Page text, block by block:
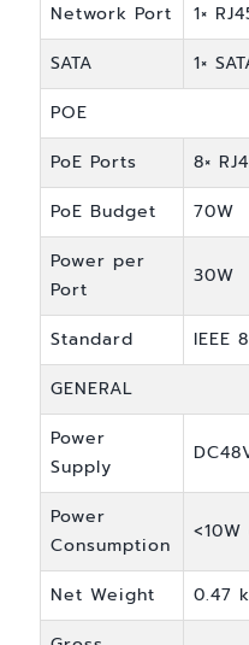
Network Port
1×
SATA
1×
POE
PoE Ports
8×
PoE Budget
70W
Power per
Port
30W
Standard
IEEE
GENERAL
Power
Supply
Power
Consumption
Net Weight
0.47